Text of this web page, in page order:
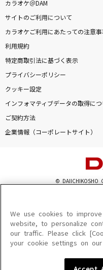
カラオケ＠DAM
サイトのご利用について
カラオケご利用にあたっての注意事
利用規約
特定商取引法に基づく表示
プライバシーポリシー
クッキー設定
インフォマティブデータの取得につ
ご契約方法
企業情報（コーポレートサイト）
© DAIICHIKOSHO
このサイトに掲載されている一切の
を問わず、著作権法の定める範囲を
を禁じます。
楽曲及びコンテンツは、機種により
楽曲及びコンテンツの配信日、配信内
We use cookies to
website, to personalize
our traffic. Please click
your cookie settings on